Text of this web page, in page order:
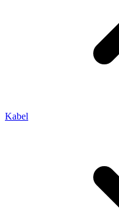
Kabel